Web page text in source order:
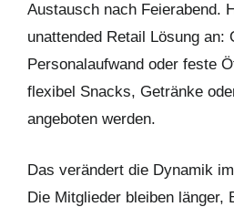
Austausch nach Feierabend.
unattended Retail Lösung an:
Personalaufwand oder feste
flexibel Snacks, Getränke
angeboten werden.
Das verändert die Dynamik
Die Mitglieder bleiben länger,